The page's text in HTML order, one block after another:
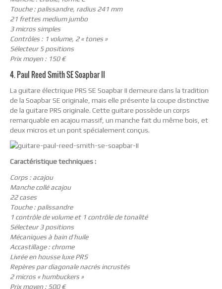
Touche : palissandre, radius 241 mm
21 frettes medium jumbo
3 micros simples
Contrôles : 1 volume, 2 « tones »
Sélecteur 5 positions
Prix moyen : 150 €
4. Paul Reed Smith SE Soapbar II
La guitare électrique PRS SE Soapbar II demeure dans la tradition
de la Soapbar SE originale, mais elle présente la coupe distinctive
de la guitare PRS originale. Cette guitare possède un corps
remarquable en acajou massif, un manche fait du même bois, et
deux micros et un pont spécialement conçus.
Caractéristique techniques :
Corps : acajou
Manche collé acajou
22 cases
Touche : palissandre
1 contrôle de volume et 1 contrôle de tonalité
Sélecteur 3 positions
Mécaniques à bain d’huile
Accastillage : chrome
Livrée en housse luxe PRS
Repères par diagonale nacrés incrustés
2 micros « humbuckers »
Prix moyen : 500 €